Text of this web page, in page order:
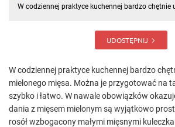
W codziennej praktyce kuchennej bardzo chętnie
mielonym są wyjątkowo proste i przyjazne
UDOSTĘPNIJ
W codziennej praktyce kuchennej bardzo
mielonego mięsa. Można je przygotować na
szybko i łatwo. W nawale obowiązków
dania z mięsem mielonym są wyjątkowo
rosół wzbogacony małymi mięsnymi